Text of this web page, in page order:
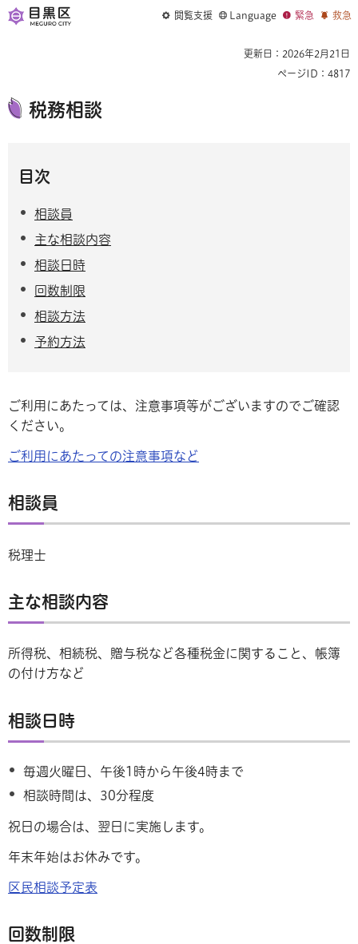
閲覧支援 Language 緊急 救急
更新日：2026年2月21日
ページID：4817
税務相談
目次
相談員
主な相談内容
相談日時
回数制限
相談方法
予約方法
ご利用にあたっては、注意事項等がございますのでご確認
ください。
ご利用にあたっての注意事項など
相談員
税理士
主な相談内容
所得税、相続税、贈与税など各種税金に関すること、帳簿
の付け方など
相談日時
毎週火曜日、午後1時から午後4時まで
相談時間は、30分程度
祝日の場合は、翌日に実施します。
年末年始はお休みです。
区民相談予定表
回数制限